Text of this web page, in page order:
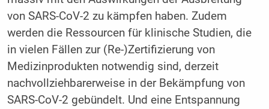
von SARS-CoV-2 zu kämpfen haben. Zudem
werden die Ressourcen für klinische Studien, die
in vielen Fällen zur (Re-)Zertifizierung von
Medizinprodukten notwendig sind, derzeit
nachvollziehbarerweise in der Bekämpfung von
SARS-CoV-2 gebündelt. Und eine Entspannung